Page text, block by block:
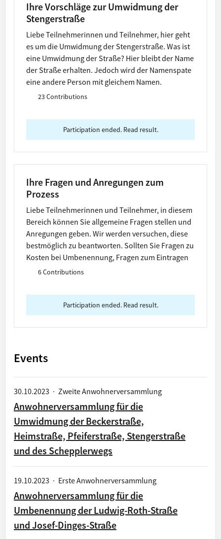
Ihre Vorschläge zur Umwidmung der
Stengerstraße
Liebe Teilnehmerinnen und Teilnehmer, hier geht
es um die Umwidmung der Stengerstraße. Was ist
eine Umwidmung der Straße? Hier bleibt der Name
der Straße erhalten. Jedoch wird der Namenspate
eine andere Person mit gleichem Namen.
23 Contributions
Participation ended. Read result.
Ihre Fragen und Anregungen zum
Prozess
Liebe Teilnehmerinnen und Teilnehmer, in diesem
Bereich können Sie allgemeine Fragen stellen und
Anregungen geben. Wir werden versuchen, diese
bestmöglich zu beantworten. Sollten Sie Fragen zu
Kosten bei Umbenennung, Fragen zum Eintragen
von Vorschlägen oder ähnliche Fragen haben,
"Informationen".
6 Contributions
Participation ended. Read result.
Events
30.10.2023 · Zweite Anwohnerversammlung
Anwohnerversammlung für die
Umwidmung der Beckerstraße,
Heimstraße, Pfeiferstraße, Stengerstraße
und des Schepplerwegs
19.10.2023 · Erste Anwohnerversammlung
Anwohnerversammlung für die
Umbenennung der Ludwig-Roth-Straße
und Josef-Dinges-Straße